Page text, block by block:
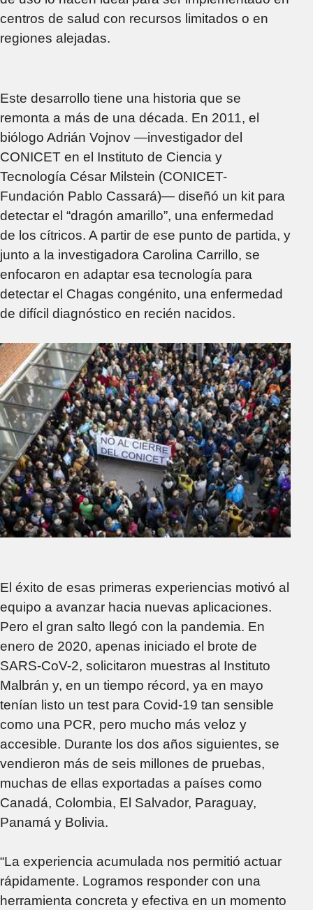
centros de salud con recursos limitados o en
regiones alejadas.
Este desarrollo tiene una historia que se
remonta a más de una década. En 2011, el
biólogo Adrián Vojnov —investigador del
CONICET en el Instituto de Ciencia y
Tecnología César Milstein (CONICET-
Fundación Pablo Cassará)— diseñó un kit para
detectar el “dragón amarillo”, una enfermedad
de los cítricos. A partir de ese punto de partida, y
junto a la investigadora Carolina Carrillo, se
enfocaron en adaptar esa tecnología para
detectar el Chagas congénito, una enfermedad
de difícil diagnóstico en recién nacidos.
El éxito de esas primeras experiencias motivó al
equipo a avanzar hacia nuevas aplicaciones.
Pero el gran salto llegó con la pandemia. En
enero de 2020, apenas iniciado el brote de
SARS-CoV-2, solicitaron muestras al Instituto
Malbrán y, en un tiempo récord, ya en mayo
tenían listo un test para Covid-19 tan sensible
como una PCR, pero mucho más veloz y
accesible. Durante los dos años siguientes, se
vendieron más de seis millones de pruebas,
muchas de ellas exportadas a países como
Canadá, Colombia, El Salvador, Paraguay,
Panamá y Bolivia.
“La experiencia acumulada nos permitió actuar
rápidamente. Logramos responder con una
herramienta concreta y efectiva en un momento